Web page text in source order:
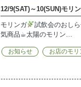
12/9(SAT)～10(SUN)モリ
モリンガ
試飲会のおし
気商品☕︎太陽のモリン…
お知らせ お店のモリ